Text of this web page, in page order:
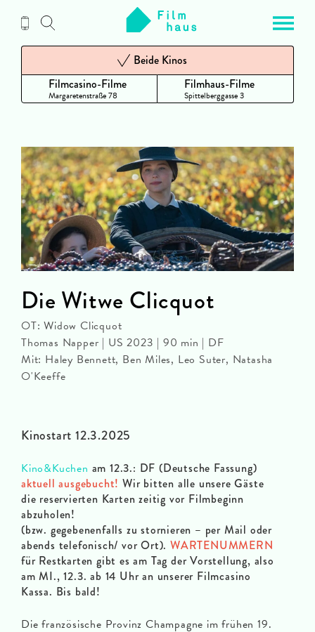
Inhalt
Filmcasino-Filme
Margaretenstraße 78
Beide Kinos
Filmhaus-Filme
Spittelberggasse 3
Kinostart 12.3.2025
Kino&Kuchen am 12.3.: DF (Deutsche Fassung)
aktuell ausgebucht! Wir bitten alle unsere Gäste
die reservierten Karten zeitig vor Filmbeginn
abzuholen!
(bzw. gegebenenfalls zu stornieren – per Mail oder
abends telefonisch/ vor Ort).WARTENUMMERN
für Restkarten gibt es am Tag der Vorstellung, also
am MI., 12.3. ab 14 Uhr an unserer Filmcasino
Kassa. Bis bald!
Die französische Provinz Champagne im frühen 19.
Die Witwe Clicquot
OT: Widow Clicquot
Thomas Napper | US 2023 | 90 min | DF
Mit: Haley Bennett, Ben Miles, Leo Suter, Natasha
O'Keeffe